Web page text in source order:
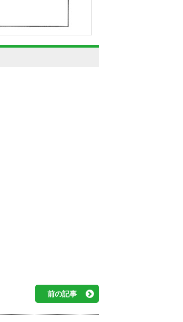
前の記事